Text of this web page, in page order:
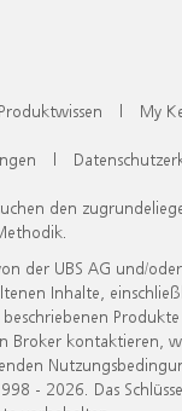
Produktwissen | My
|
den
UBS AG und/
Inhalte,
kontaktieren,
- 2026. Das